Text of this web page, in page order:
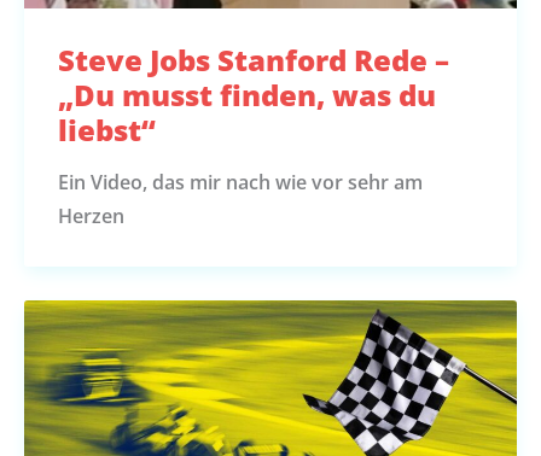
Steve Jobs Stanford Rede –
„Du musst finden, was du
liebst“
Ein Video, das mir nach wie vor sehr am
Herzen